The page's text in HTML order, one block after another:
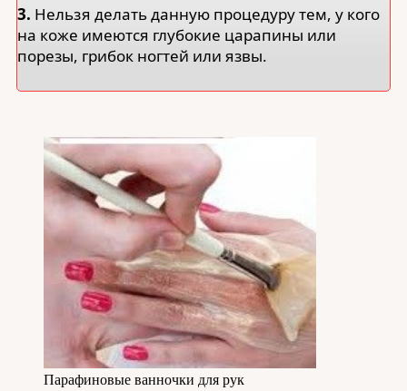
3. Нельзя делать данную процедуру тем, у кого
на коже имеются глубокие царапины или
порезы, грибок ногтей или язвы.
Парафиновые ванночки для рук